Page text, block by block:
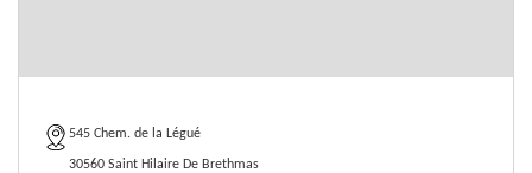
545 Chem. de la Légué
30560 Saint Hilaire De Brethmas